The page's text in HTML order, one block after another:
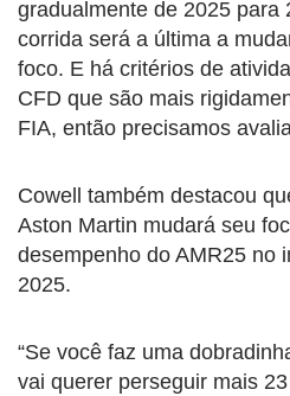
gradualmente de 2025 para
corrida será a última a
foco. E há critérios de
CFD que são mais
FIA, então precisamos
Cowell também destacou
Aston Martin mudará seu
desempenho do AMR25 no
2025.
“Se você faz uma
vai querer perseguir mais